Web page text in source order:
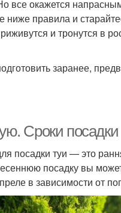
все окажется
правила и
и тронутся в
заранее,
Сроки посадки
посадки туи — это
посадку вы
в зависимости от